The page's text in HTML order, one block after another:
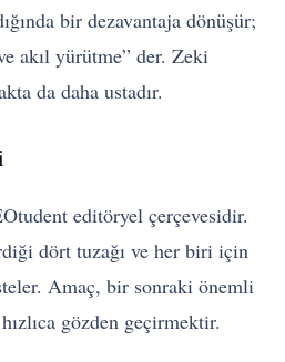
bir dezavantaja dönüşür;
akıl yürütme” der. Zeki
da daha ustadır.
editöryel çerçevesidir.
dört tuzağı ve her biri için
Amaç, bir sonraki önemli
gözden geçirmektir.